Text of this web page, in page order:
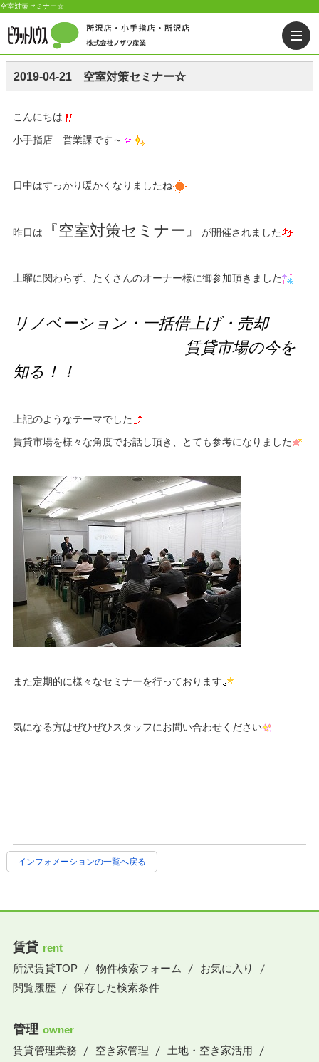
空室対策セミナー☆
2019-04-21 空室対策セミナー☆
こんにちは
小手指店 営業課です～
日中はすっかり暖かくなりましたね
昨日は 『空室対策セミナー』 が開催されました
土曜に関わらず、たくさんのオーナー様に御参加頂きました
リノベーション・一括借上げ・売却
賃貸市場の今を
知る！！
上記のようなテーマでした
賃貸市場を様々な角度でお話し頂き、とても参考になりました
また定期的に様々なセミナーを行っております
気になる方はぜひぜひスタッフにお問い合わせください
インフォメーションの一覧へ戻る
賃貸 rent
所沢賃貸TOP
物件検索フォーム
お気に入り
閲覧履歴
保存した検索条件
管理 owner
賃貸管理業務
空き家管理
土地・空き家活用